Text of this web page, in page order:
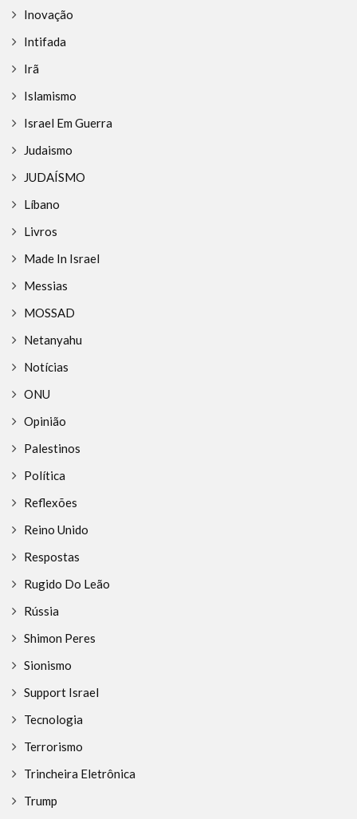
Inovação
Intifada
Irã
Islamismo
Israel Em Guerra
Judaismo
JUDAÍSMO
Líbano
Livros
Made In Israel
Messias
MOSSAD
Netanyahu
Notícias
ONU
Opinião
Palestinos
Política
Reflexões
Reino Unido
Respostas
Rugido Do Leão
Rússia
Shimon Peres
Sionismo
Support Israel
Tecnologia
Terrorismo
Trincheira Eletrônica
Trump